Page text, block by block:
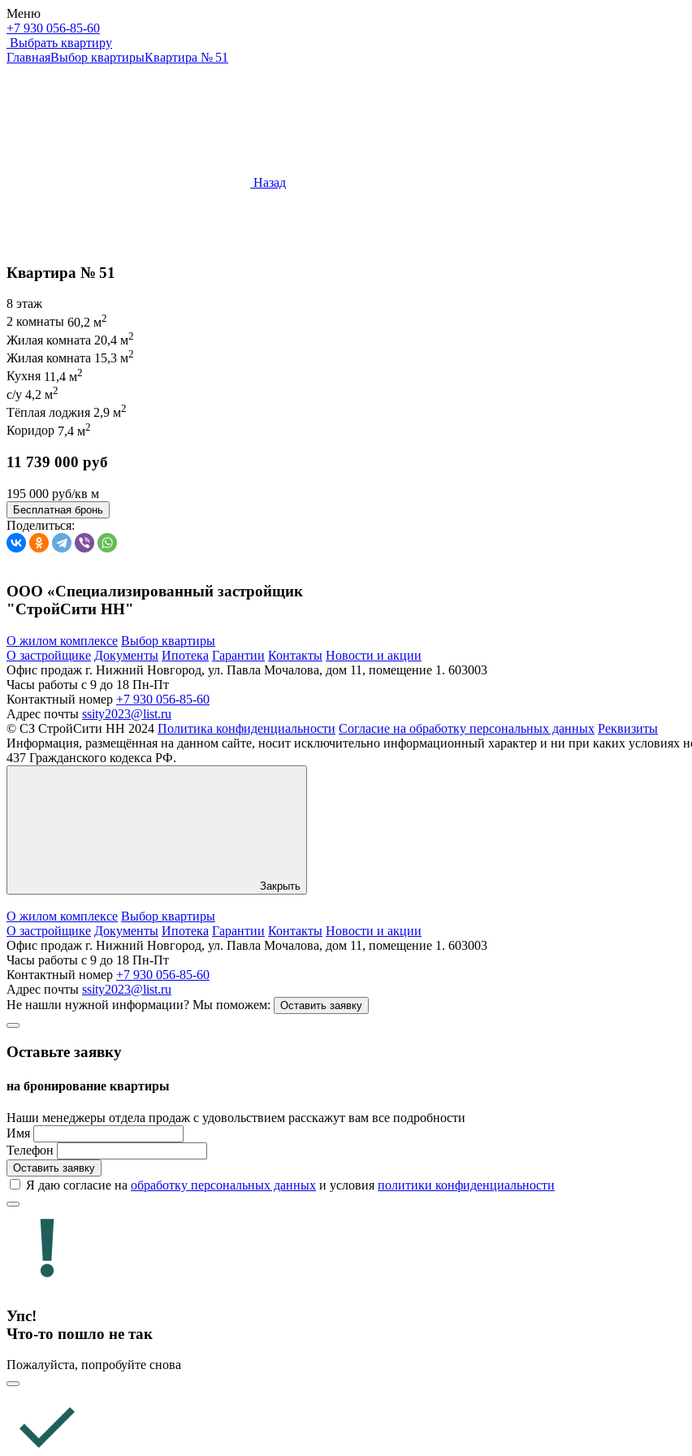
Меню
+7 930 056-85-60
Выбрать квартиру
ГлавнаяВыбор квартирыКвартира № 51
Назад
Квартира № 51
8 этаж
2 комнаты 60,2 м2
Жилая комната 20,4 м2
Жилая комната 15,3 м2
Кухня 11,4 м2
с/у 4,2 м2
Тёплая лоджия 2,9 м2
Коридор 7,4 м2
11 739 000 руб
195 000 руб/кв м
Бесплатная бронь
Поделиться:
ООО «Специализированный застройщик
"СтройСити НН"
О жилом комплексе Выбор квартиры
О застройщике Документы Ипотека Гарантии Контакты Новости и акции
Офис продаж г. Нижний Новгород, ул. Павла Мочалова, дом 11, помещение 1. 603003
Часы работы c 9 до 18 Пн-Пт
Контактный номер +7 930 056-85-60
Адрес почты ssity2023@list.ru
© СЗ СтройСити НН 2024 Политика конфиденциальности Согласие на обработку персональных данных Реквизиты
Информация, размещённая на данном сайте, носит исключительно информационный характер и ни при каких условиях
437 Гражданского кодекса РФ.
Закрыть
О жилом комплексе Выбор квартиры
О застройщике Документы Ипотека Гарантии Контакты Новости и акции
Офис продаж г. Нижний Новгород, ул. Павла Мочалова, дом 11, помещение 1. 603003
Часы работы c 9 до 18 Пн-Пт
Контактный номер +7 930 056-85-60
Адрес почты ssity2023@list.ru
Не нашли нужной информации? Мы поможем: Оставить заявку
Оставьте заявку
на бронирование квартиры
Наши менеджеры отдела продаж с удовольствием расскажут вам все подробности
Имя
Телефон
Оставить заявку
Я даю согласие на обработку персональных данных и условия политики конфиденциальности
Упс!
Что-то пошло не так
Пожалуйста, попробуйте снова